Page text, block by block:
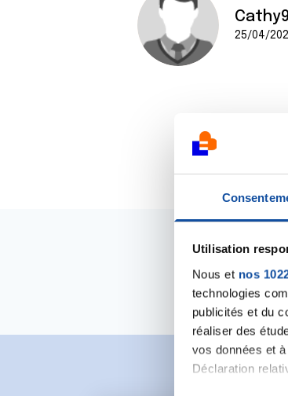
Utilisation
Nous et nos
technologies
publicités et du
réaliser des
vos données et
Déclaration
25/04/